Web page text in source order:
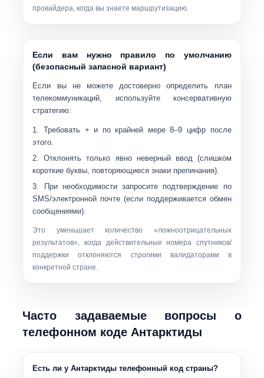
провайдера, когда вы знаете маршрутизацию.
Если вам нужно правило по умолчанию
(безопасный запасной вариант)
Если вы не можете достоверно определить план
телекоммуникаций, используйте консервативную
стратегию:
Требовать + и по крайней мере8–9 цифр после
этого.
Отклонять только явно неверный ввод (слишком
короткие буквы, повторяющиеся знаки препинания).
При необходимости запросите подтверждение по
SMS/электронной почте (если поддерживается обмен
сообщениями).
Это уменьшает количество «ложноотрицательных
результатов», когда действительные номера спутников/
поддержки отклоняются строгими валидаторами в
конкретной стране.
Часто задаваемые вопросы о
телефонном коде Антарктиды
Есть ли у Антарктиды телефонный код страны?